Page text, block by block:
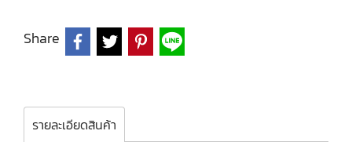
Share
รายละเอียดสินค้า